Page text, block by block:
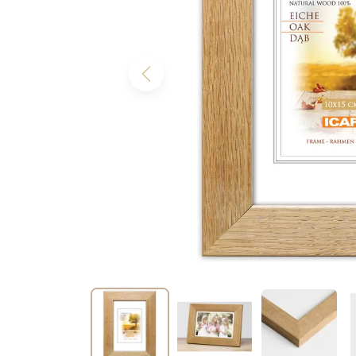
Previous